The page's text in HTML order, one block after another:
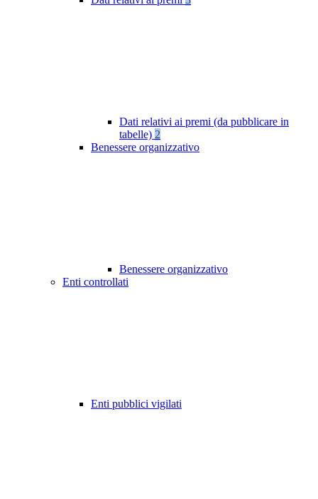
Dati relativi ai premi (da pubblicare in
tabelle) 2
Benessere organizzativo
Benessere organizzativo
Enti controllati
Enti pubblici vigilati